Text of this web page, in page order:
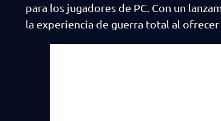
para los jugadores de PC. Con un
la experiencia de guerra total al ofrecer